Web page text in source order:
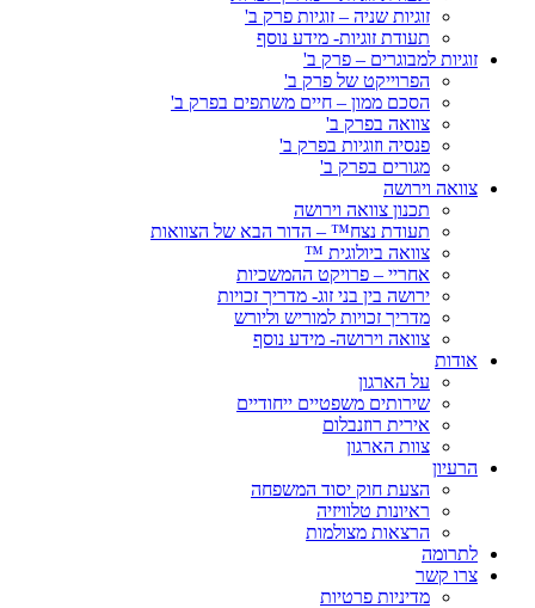
זוגיות שניה – זוגיות פרק ב'
תעודת זוגיות- מידע נוסף
זוגיות למבוגרים – פרק ב'
הפרוייקט של פרק ב'
הסכם ממון – חיים משתפים בפרק ב'
צוואה בפרק ב'
פנסיה וזוגיות בפרק ב'
מגורים בפרק ב'
צוואה וירושה
תכנון צוואה וירושה
תעודת נצח™ – הדור הבא של הצוואות
צוואה ביולוגית ™
אחריי – פרויקט ההמשכיות
ירושה בין בני זוג- מדריך זכויות
מדריך זכויות למוריש וליורש
צוואה וירושה- מידע נוסף
אודות
על הארגון
שירותים משפטיים ייחודיים
אירית רוזנבלום
צוות הארגון
הרעיון
הצעת חוק יסוד המשפחה
ראיונות טלוויזיה
הרצאות מצולמות
לתרומה
צרו קשר
מדיניות פרטיות